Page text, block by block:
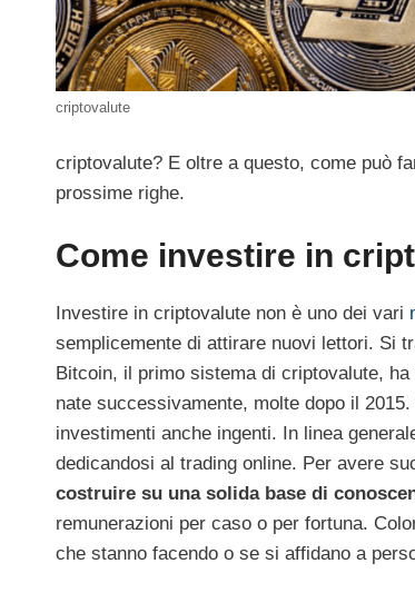
criptovalute
criptovalute? E oltre a questo, come può
prossime righe.
Come investire in
Investire in criptovalute non è uno dei vari
semplicemente di attirare nuovi lettori. Si
Bitcoin, il primo sistema di criptovalute,
nate successivamente, molte dopo il
investimenti anche ingenti. In linea
dedicandosi al trading online. Per avere
costruire su una solida base di
remunerazioni per caso o per fortuna.
che stanno facendo o se si affidano a